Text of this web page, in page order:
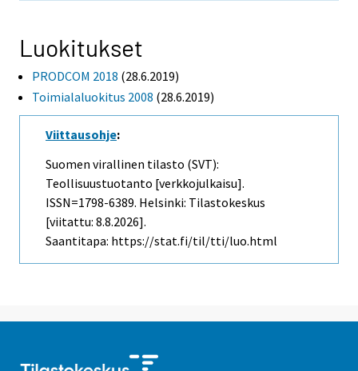
Luokitukset
PRODCOM 2018 (28.6.2019)
Toimialaluokitus 2008 (28.6.2019)
Viittausohje:
Suomen virallinen tilasto (SVT):
Teollisuustuotanto [verkkojulkaisu].
ISSN=1798-6389. Helsinki: Tilastokeskus
[viitattu: 8.8.2026].
Saantitapa: https://stat.fi/til/tti/luo.html